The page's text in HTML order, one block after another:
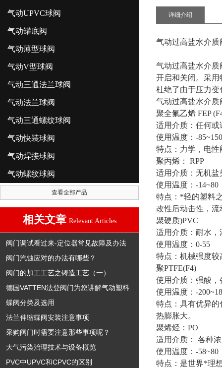
气动UPVC球阀
气动罐底阀
气动薄型球阀
气动V型球阀
气动三通法兰球阀
气动法兰球阀
气动三通螺纹球阀
气动快装球阀
气动焊接球阀
气动螺纹球阀
查看全部产品
相关文章 Relevant Articles
阀门调试看过来-定位器常见故障及办法
阀门汽蚀应对的办法有哪些？
阀门的加工工艺之铸造工艺（一）
德国VATTEN法登阀门为您讲解气动塑料
蝶阀分类及选用
法兰伸缩蝶阀安装注意事项
采购阀门时需要注意那些事项呢？
大气污染治理技术与设备概览
PVC中UPVC和CPVC的区别
详细介绍
气动过高盐水介
气动过高盐水介
开启和关闭。采
杜绝了由于压力
气动过高盐水介
聚全氟乙烯 FEP
适用介质：任何
使用温度：-85~150
特点：力学，电
聚丙烯： RPP
适用介质：无机
使用温度：-14~80
特点：*轻的塑料
改性后动击性，
聚硬质)PVC
适用介质：耐水
使用温度：0-55
特点：机械强度
聚PTFE(F4)
使用介质：强酸
使用温度：-
特点：具有优异
热膨胀大。
聚烯烃：PO
适用介质： 各种
使用温度：-58~80
特点：是世界*理